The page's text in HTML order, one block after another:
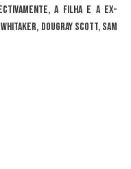
a filha e a ex-
Dougray Scott, Sam